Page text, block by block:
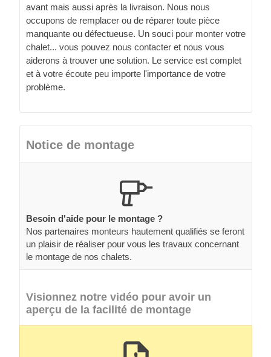
avant mais aussi après la livraison. Nous nous
occupons de remplacer ou de réparer toute pièce
manquante ou défectueuse. Un souci pour monter votre
chalet... vous pouvez nous contacter et nous vous
aiderons à trouver une solution. Le service est complet
et à votre écoute peu importe l'importance de votre
problème.
Notice de montage
Besoin d'aide pour le montage ?
Nos partenaires monteurs hautement qualifiés se feront
un plaisir de réaliser pour vous les travaux concernant
le montage de nos chalets.
Visionnez notre vidéo pour avoir un
aperçu de la facilité de montage